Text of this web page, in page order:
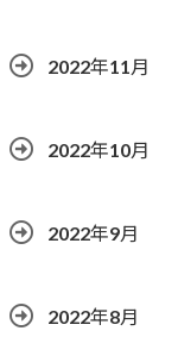
2022年11月
2022年10月
2022年9月
2022年8月